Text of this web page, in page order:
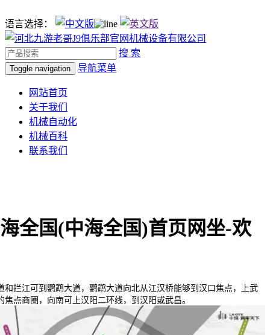
语言选择：
搜 索
Toggle navigation 导航菜单
网站首页
关于我们
机械自动化
机械百科
联系我们
全国(中海全国)首页网坐-欢
江可到鹦鹉大道，鹦鹉大道向北从江汉桥能够到汉口焦点，上武
点商圈，向南可上汉阳二环线，到汉阳或武昌。